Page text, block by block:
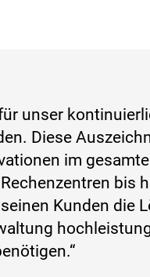
unser
Diese
im
bis
Kunden die